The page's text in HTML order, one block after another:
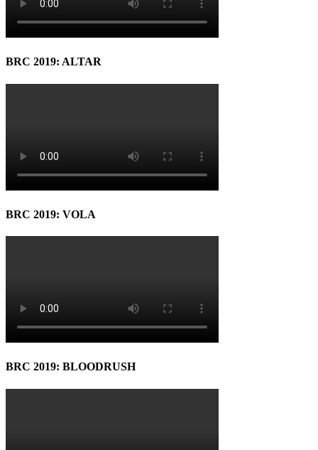
BRC 2019: ALTAR
BRC 2019: VOLA
BRC 2019: BLOODRUSH